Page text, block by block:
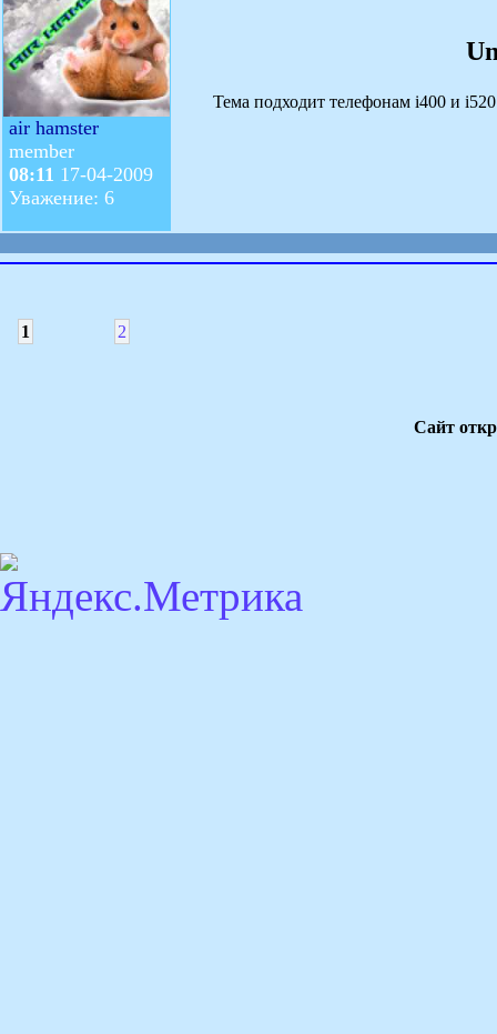
air hamster
member
08:11 17-04-2009
Уважение: 6
Тема подходит телефонам i400 и i520
1 2
Сайт